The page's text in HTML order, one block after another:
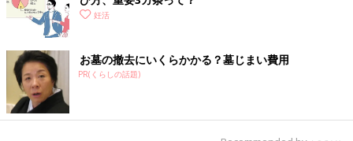
妊活
お墓の撤去にいくらかかる？墓じまい費用
PR(くらしの話題)